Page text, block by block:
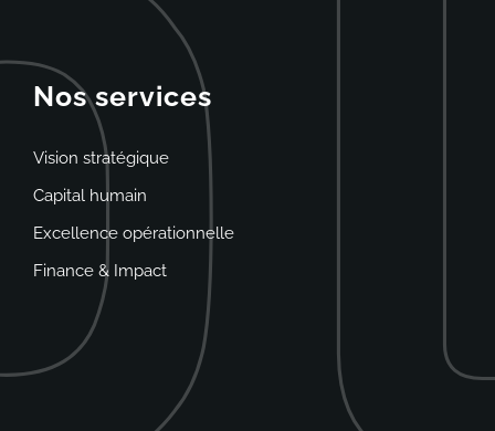
Nos services
Vision stratégique
Capital humain
Excellence opérationnelle
Finance & Impact